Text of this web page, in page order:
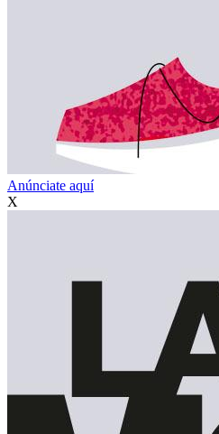
Anúnciate aquí
X